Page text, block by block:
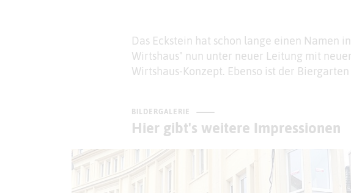
Das Eckstein hat schon lange einen Namen
Wirtshaus" nun unter neuer Leitung mit
Wirtshaus-Konzept. Ebenso ist der
BILDERGALERIE
Hier gibt's weitere Impressionen